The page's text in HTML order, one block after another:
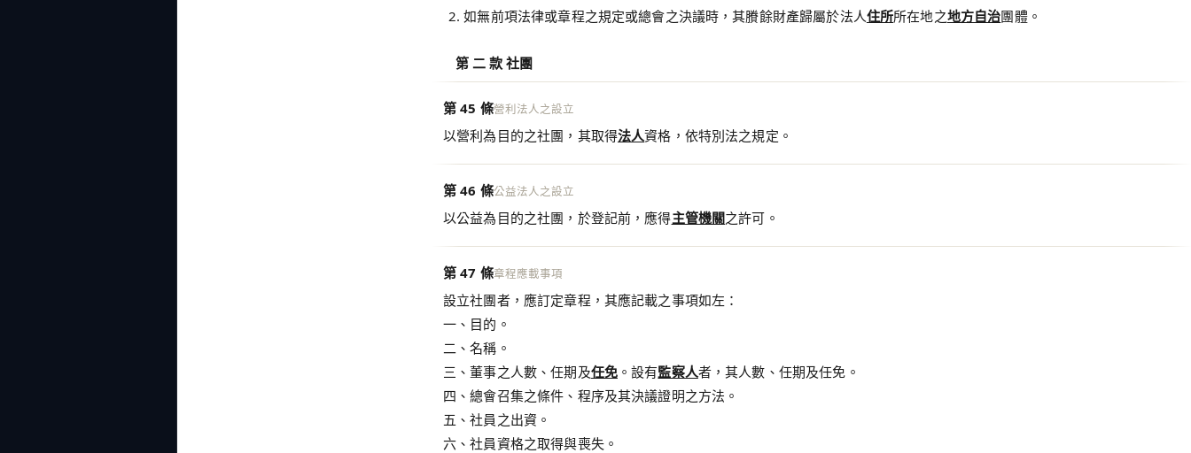
如無前項法律或章程之規定或總會之決議時，其賸餘財產歸屬於法人住所所在地之地方自治團體。
第 二 款 社團
第 45 條營利法人之設立
以營利為目的之社團，其取得法人資格，依特別法之規定。
第 46 條公益法人之設立
以公益為目的之社團，於登記前，應得主管機關之許可。
第 47 條章程應載事項
設立社團者，應訂定章程，其應記載之事項如左：
一、目的。
二、名稱。
三、董事之人數、任期及任免。設有監察人者，其人數、任期及任免。
四、總會召集之條件、程序及其決議證明之方法。
五、社員之出資。
六、社員資格之取得與喪失。